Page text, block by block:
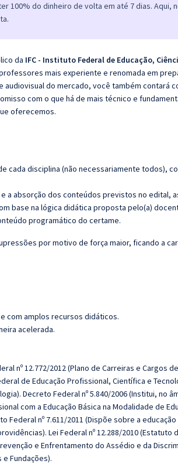
100% do dinheiro de volta em até 7 dias. Aqui,
da IFC - Instituto Federal de Educação,
mais experiente e renomada em
audiovisual do mercado, você também contará
com o que há de mais técnico e
oferecemos.
cada disciplina (não necessariamente todos),
a absorção dos conteúdos previstos no edital,
base na lógica didática proposta pelo(a)
programático do certame.
por motivo de força maior, ficando a
com amplos recursos didáticos.
acelerada.
nº 12.772/2012 (Plano de Carreiras e Cargos
de Educação Profissional, Científica e
Decreto Federal nº 5.840/2006 (Institui, no
com a Educação Básica na Modalidade de
Federal nº 7.611/2011 (Dispõe sobre a
Lei Federal nº 12.288/2010 (Estatuto
e Enfrentamento do Assédio e da
Fundações).